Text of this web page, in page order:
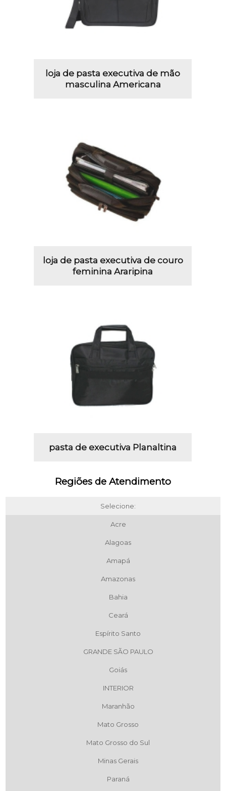
loja de pasta executiva de mão
masculina Americana
loja de pasta executiva de couro
feminina Araripina
pasta de executiva Planaltina
Regiões de Atendimento
Selecione:
Acre
Alagoas
Amapá
Amazonas
Bahia
Ceará
Espírito Santo
GRANDE SÃO PAULO
Goiás
INTERIOR
Maranhão
Mato Grosso
Mato Grosso do Sul
Minas Gerais
Paraná